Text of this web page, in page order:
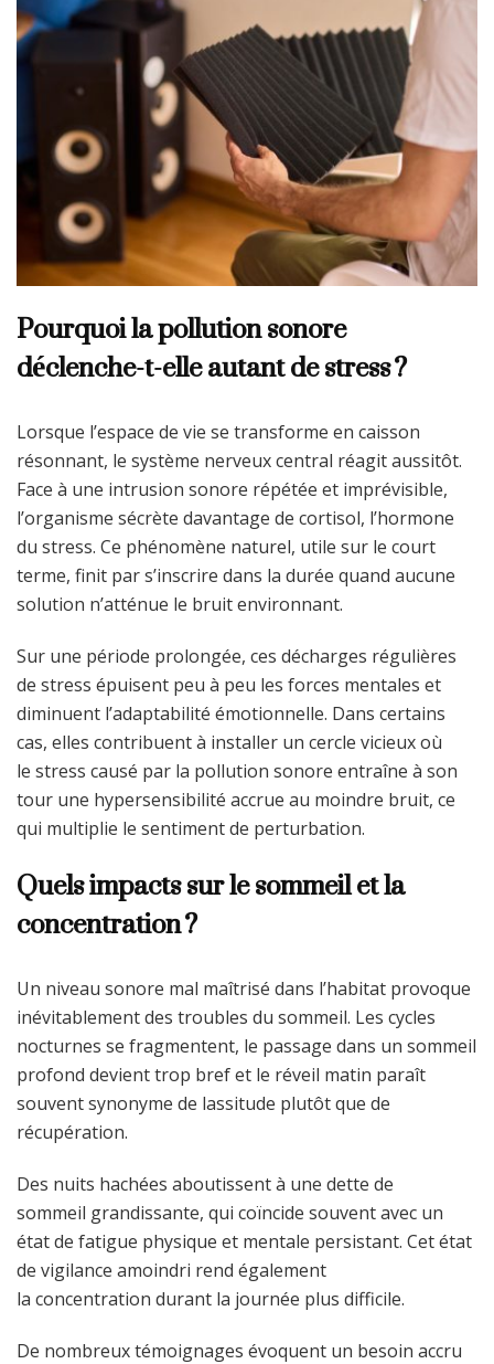
Pourquoi la pollution sonore
déclenche-t-elle autant de stress ?
Lorsque l’espace de vie se transforme en caisson
résonnant, le système nerveux central réagit aussitôt.
Face à une intrusion sonore répétée et imprévisible,
l’organisme sécrète davantage de cortisol, l’hormone
du stress. Ce phénomène naturel, utile sur le court
terme, finit par s’inscrire dans la durée quand aucune
solution n’atténue le bruit environnant.
Sur une période prolongée, ces décharges régulières
de stress épuisent peu à peu les forces mentales et
diminuent l’adaptabilité émotionnelle. Dans certains
cas, elles contribuent à installer un cercle vicieux où
le stress causé par la pollution sonore entraîne à son
tour une hypersensibilité accrue au moindre bruit, ce
qui multiplie le sentiment de perturbation.
Quels impacts sur le sommeil et la
concentration ?
Un niveau sonore mal maîtrisé dans l’habitat provoque
inévitablement des troubles du sommeil. Les cycles
nocturnes se fragmentent, le passage dans un sommeil
profond devient trop bref et le réveil matin paraît
souvent synonyme de lassitude plutôt que de
récupération.
Des nuits hachées aboutissent à une dette de
sommeil grandissante, qui coïncide souvent avec un
état de fatigue physique et mentale persistant. Cet état
de vigilance amoindri rend également
la concentration durant la journée plus difficile.
De nombreux témoignages évoquent un besoin accru